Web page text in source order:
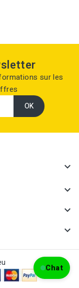
sur les




Chat